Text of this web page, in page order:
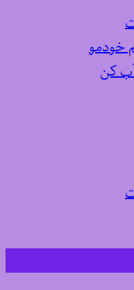
خودمو
کن